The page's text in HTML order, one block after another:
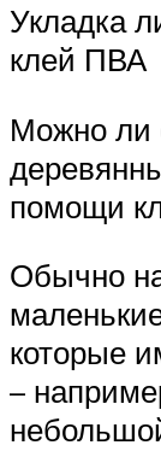
Укладка
клей ПВА
Можно ли
помощи
Обычно
которые
–